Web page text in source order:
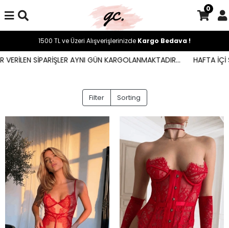
SİPARİŞLER AYNI GÜN KARGOLANMAKTADIR... HAFTA İÇİ
0
1500 TL ve Üzeri Alışverişlerinizde Kargo Bedava !
Filter Sorting